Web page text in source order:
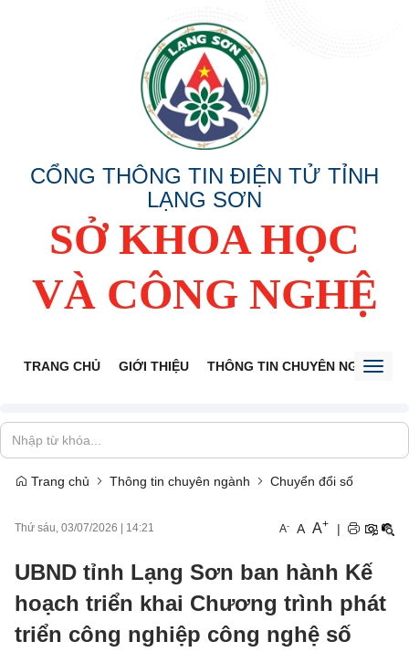
CỔNG THÔNG TIN ĐIỆN TỬ TỈNH
LẠNG SƠN
SỞ KHOA HỌC
VÀ CÔNG NGHỆ
TRANG CHỦ GIỚI THIỆU THÔNG TIN CHUYÊN NGÀNH
Trang chủ Thông tin chuyên ngành Chuyển đổi số
Thứ sáu, 03/07/2026 14:21 A- A A+ |
UBND tỉnh Lạng Sơn ban hành Kế
hoạch triển khai Chương trình phát
triển công nghiệp công nghệ số